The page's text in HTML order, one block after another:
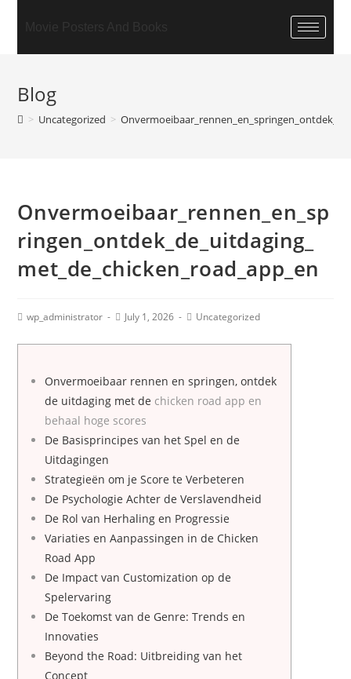
Blog
> Uncategorized >
Onvermoeibaar_rennen_en_sp
ringen_ontdek_de_uitdaging_
met_de_chicken_road_app_en
wp_administrator July 1, 2026 Uncategorized
Onvermoeibaar rennen en springen, ontdek
de uitdaging metde chicken road app en
behaal hoge scores
De Basisprincipes van het Spel en de
Uitdagingen
Strategieën om je Score te Verbeteren
De Psychologie Achter de Verslavendheid
De Rol van Herhaling en Progressie
Variaties en Aanpassingen in de Chicken
Road App
De Impact van Customization op de
Spelervaring
De Toekomst van de Genre: Trends en
Innovaties
Beyond the Road: Uitbreiding van het
Concept